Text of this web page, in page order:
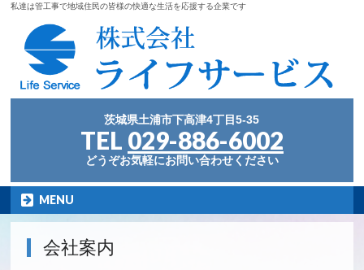
私達は管工事で地域住民の皆様の快適な生活を応援する企業です
茨城県土浦市下高津4丁目5-35
TEL 029-886-6002
どうぞお気軽にお問い合わせください
MENU
会社案内